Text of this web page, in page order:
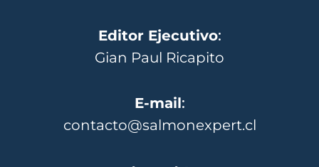
Editor Ejecutivo:
Gian Paul Ricapito
E-mail:
contacto@salmonexpert.cl